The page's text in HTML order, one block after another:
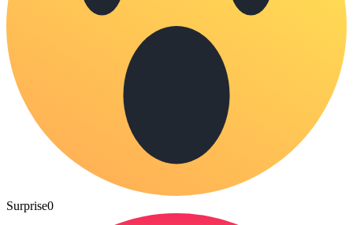
Surprise0